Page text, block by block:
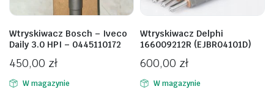
Wtryskiwacz Bosch – Iveco
Daily 3.0 HPI – 0445110172
450,00 zł
W magazynie
Wtryskiwacz Delphi
166009212R (EJBR04101D)
600,00 zł
W magazynie